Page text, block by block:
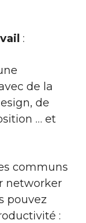
:
de la
de
… et
communs
networker
pouvez
: